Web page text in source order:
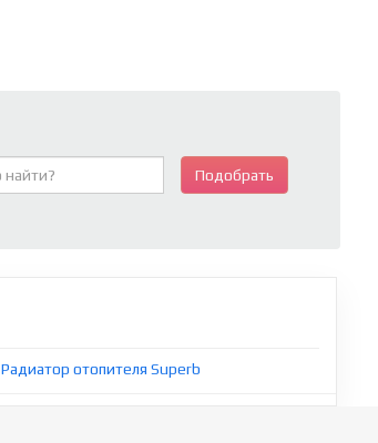
Подобрать
Радиатор отопителя Superb